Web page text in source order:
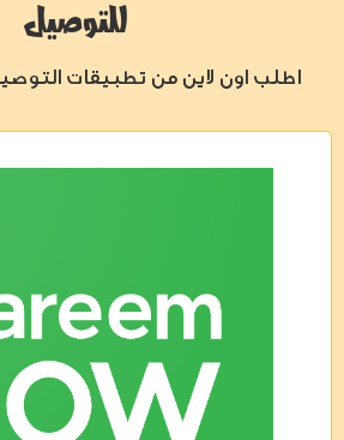
للتوصيل
اطلب اون لاين من تطبيقات